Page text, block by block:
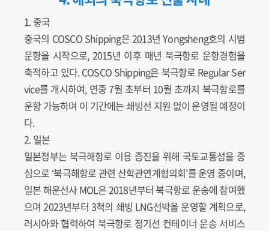
1. 중국
중국의 COSCO Shipping은 2013년 Yongsheng호의 시범
운항을 시작으로, 2015년 이후 매년 북극항로 운항경험을
축적하고 있다. COSCO Shipping은 북극항로 Regular Ser
vice를 개시하여, 연중 7월 초부터 10월 초까지 북극항로를
운항 가능하며 이 기간에는 쇄빙선 지원 없이 운영될 예정이
다.
2. 일본
일본정부는 북극해항로 이용 증진을 위해 국토교통성을 중
심으로 ‘북극해항로 관련 산학관연계협의회’를 운영 중이며,
일본 해운선사 MOL은 2018년부터 북극항로 운송에 참여했
으며 2023년부터 3척의 쇄빙 LNG선박을 운영할 계획으로,
러시아와 협력하여 북극항로 정기선 컨테이너 운송 서비스